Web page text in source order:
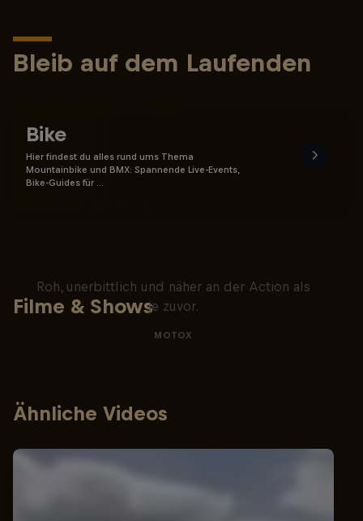
Bleib auf dem Laufenden
Bike
Hier findest du alles rund ums Thema
Mountainbike und BMX: Spannende Live-Events,
Bike-Guides für …
Filme & Shows
Roh, unerbittlich und näher an der Action als
je zuvor.
MOTOX
Ähnliche Videos